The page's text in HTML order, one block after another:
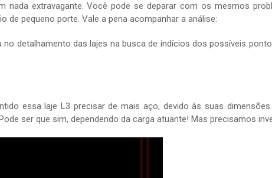
nada extravagante. Você pode se deparar com os mesmos
de pequeno porte. Vale a pena acompanhar a análise:
detalhamento das lajes na busca de indícios dos possíveis
essa laje L3 precisar de mais aço, devido às suas
ser que sim, dependendo da carga atuante! Mas precisamos